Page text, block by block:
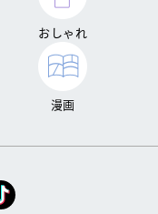
おしゃれ
漫画